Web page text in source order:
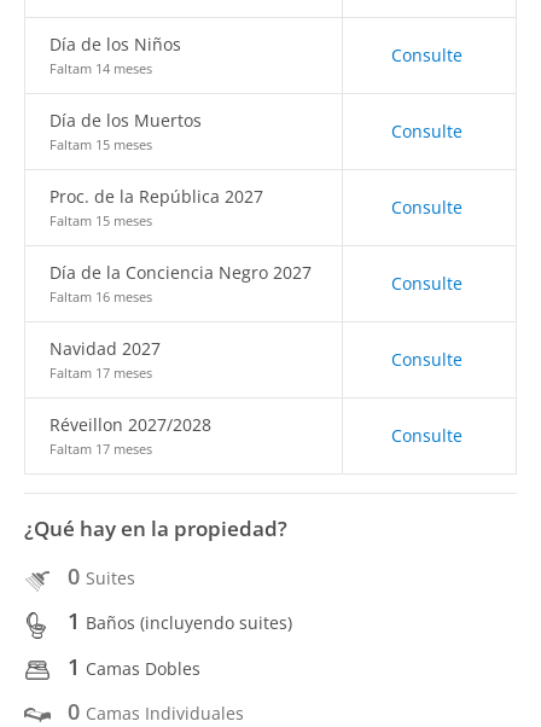
Día de los Niños
Faltam 14 meses
Consulte
Día de los Muertos
Faltam 15 meses
Consulte
Proc. de la República 2027
Faltam 15 meses
Consulte
Día de la Conciencia Negro 2027
Faltam 16 meses
Consulte
Navidad 2027
Faltam 17 meses
Consulte
Réveillon 2027/2028
Faltam 17 meses
Consulte
¿Qué hay en la propiedad?
0 Suites
1 Baños (incluyendo suites)
1 Camas Dobles
0 Camas Individuales